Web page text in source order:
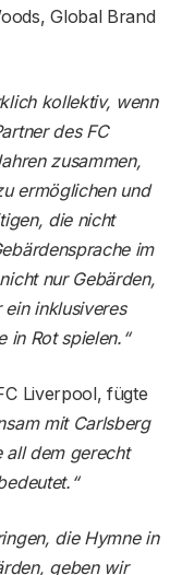
Global Brand
kollektiv, wenn
des FC
zusammen,
ermöglichen und
die nicht
im
nur Gebärden,
inklusiveres
in Rot spielen.“
Liverpool, fügte
mit Carlsberg
all dem gerecht
die Hymne in
geben wir